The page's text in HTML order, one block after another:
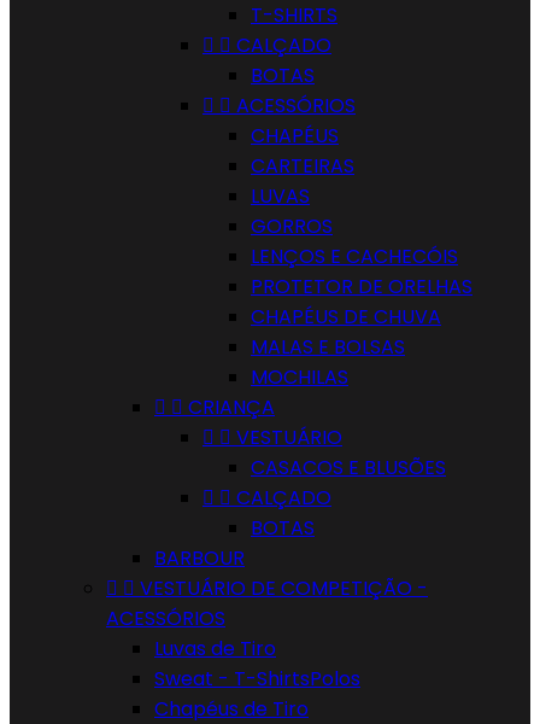
T-SHIRTS
  CALÇADO
BOTAS
  ACESSÓRIOS
CHAPÉUS
CARTEIRAS
LUVAS
GORROS
LENÇOS E CACHECÓIS
PROTETOR DE ORELHAS
CHAPÉUS DE CHUVA
MALAS E BOLSAS
MOCHILAS
  CRIANÇA
  VESTUÁRIO
CASACOS E BLUSÕES
  CALÇADO
BOTAS
BARBOUR
  VESTUÁRIO DE COMPETIÇÃO -
ACESSÓRIOS
Luvas de Tiro
Sweat - T-ShirtsPolos
Chapéus de Tiro